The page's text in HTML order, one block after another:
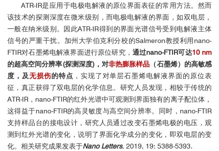
ATR-IR是应用于电极电解液的原位界面表征的常用方法。然而
该技术的探测深度在微米级别，而电极电解液的界面，如双电层，
一般在纳米级别。因此ATR-IR得到的界面光谱信号受到电解液主体
信号的严重干扰。加州大学伯克利分校的Salmeron教授利用nano-
FTIR对石墨烯电解液界面进行原位研究， 通过nano-FTIR可达10 nm
的超高空间分辨率(探测深度)，对非热膨胀样品 （石墨烯）的高敏感
度，及无损伤的特点 ，实现了对单层石墨烯电解液界面的原位表
征，真正获得了双电层的化学信息。研究人员发现，相较于传统的
ATR-IR，nano-FTIR的红外光谱中可观测到界面独有的离子配位体，
这得益于nano-FTIR的高灵敏度与高空间分辨率。同时，nano-FTIR
支持样品台的接电设计，研究人员通过改变石墨烯电极的电压，观
测到红外光谱的变化，说明了界面化学成分的变化，即双电层的变
化。相关研究成果发表于Nano Letters, 2019, 19: 5388-5393.
Dr. Raul Freitas
Centro Nacional de Pesquisa em Energia e Materiais (CNPEM)
Laboratório Nacional de Luz Síncrotron (LNLS)
Brazil
"The great stability and robustness of the neaSNOM are key features
for serving our diverse user’s demands. The neaSCAN software is user-
friendly and intuitive allowing fresh users to quickly start measuring."